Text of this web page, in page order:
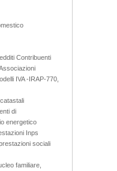
Contribuenti
IVA -IRAP-770,
di
energetico
Inps
sociali
familiare,